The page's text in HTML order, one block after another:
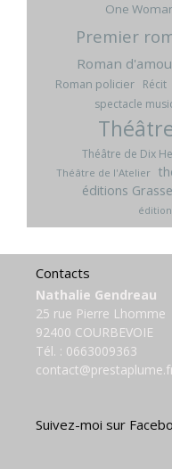
One
Premier
Roman
Roman policier Récit
spectacle
Théâtre de Dix
Théâtre de l'Atelier
éditions
Contacts
Nathalie Gendreau
25 rue Pierre Lhomme
92400 COURBEVOIE
Tél. : 0663009363
Suivez-moi sur